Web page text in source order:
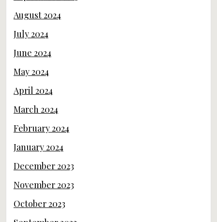
August 2024
July 2024
June 2024
May 2024
April 2024
March 2024
February 2024
January 2024
December 2023
November 2023
October 2023